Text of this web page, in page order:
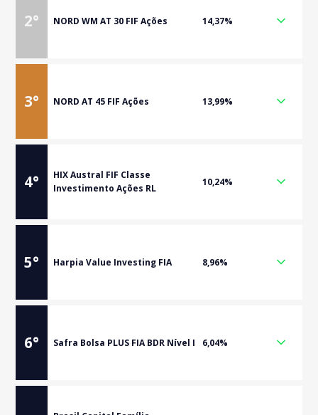
2° NORD WM AT 30 FIF Ações 14,37%
3° NORD AT 45 FIF Ações 13,99%
4°
HIX Austral FIF Classe
Investimento Ações RL
10,24%
5° Harpia Value Investing FIA 8,96%
6° Safra Bolsa PLUS FIA BDR Nível I 6,04%